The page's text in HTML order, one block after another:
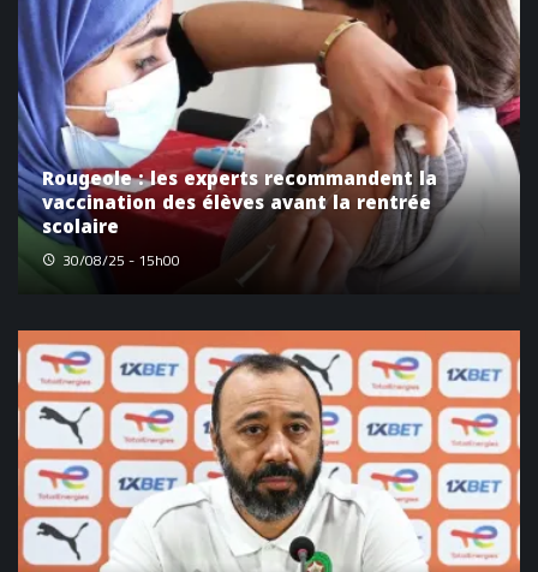
Rougeole : les experts recommandent la
vaccination des élèves avant la rentrée
scolaire
30/08/25 - 15h00